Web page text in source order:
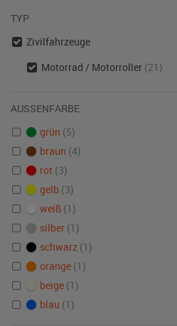
TYP
Zivilfahrzeuge
Motorrad / Motorroller (21)
AUSSENFARBE
grün (5)
braun (4)
rot (3)
gelb (3)
weiß (1)
silber (1)
schwarz (1)
orange (1)
beige (1)
blau (1)